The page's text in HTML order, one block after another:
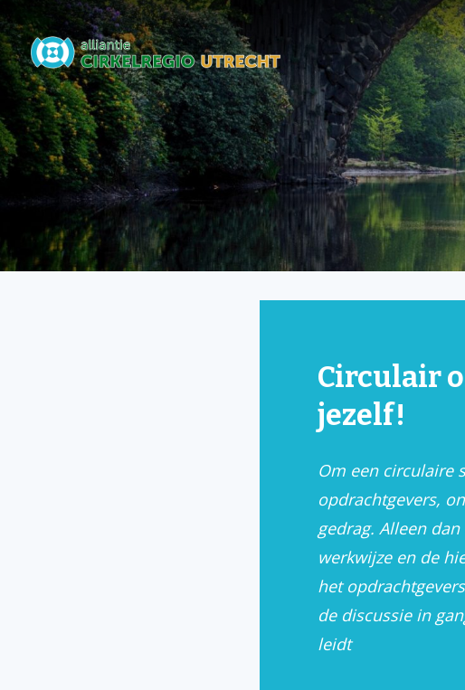
Circulair
jezelf!
Om een circulaire
opdrachtgevers,
gedrag. Alleen
werkwijze en de
het
de discussie in
leidt